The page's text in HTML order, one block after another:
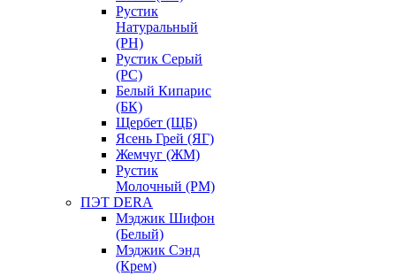
Рустик
Натуральный
(РН)
Рустик Серый
(РС)
Белый Кипарис
(БК)
Щербет (ЩБ)
Ясень Грей (ЯГ)
Жемчуг (ЖМ)
Рустик
Молочный (РМ)
ПЭТ DERA
Мэджик Шифон
(Белый)
Мэджик Сэнд
(Крем)